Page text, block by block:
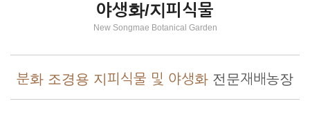
야생화/지피식물
New Songmae Botanical Garden
분화 조경용 지피식물 및 야생화 전문재배농장